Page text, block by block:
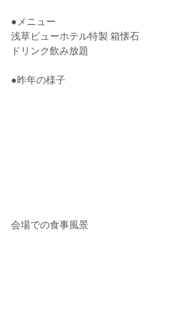
●メニュー
浅草ビューホテル特製 箱懐石
ドリンク飲み放題
●昨年の様子
会場での食事風景